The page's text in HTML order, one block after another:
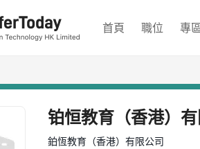
首頁 職位 專
铂恒教育（香港）
鉑恆教育（香港）有限公司